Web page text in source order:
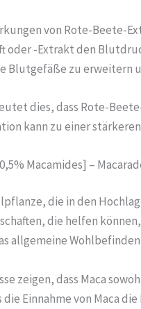
von Rote-Beete-
oder -Extrakt den
Blutgefäße zu erweitern
dies, dass Rote-
kann zu einer
Macamides] –
die in den
die helfen
allgemeine
zeigen, dass Maca
die Einnahme von Maca